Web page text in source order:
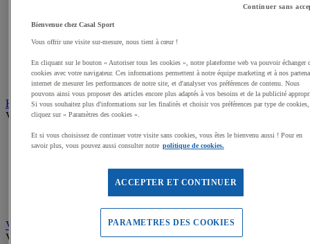
Accessoires entrainement de Basket
Filets, cercles de Basket pour paniers
Accessoires terrain de Basket
Paniers de Basket, buts de Basket
Handball
Voir tous les produits
Ballons de Handball
Buts de Handball
Accessoires d'entrainement de Handball
Accessoires buts de Hand
Volleyball
Voir tous les produits
Continuer sans
Bienvenue chez Casal Sport
Vous offrir une visite sur-mesure, nous tient à cœur !
En cliquant sur le bouton « Autoriser tous les cookies », notre plateforme web va pouvoir échanger
cookies avec votre navigateur. Ces informations permettent à notre équipe marketing et à nos
internet de mesurer les performances de notre site, et d'analyser vos préférences de contenu. Nous
pouvons ainsi vous proposer des articles encore plus adaptés à vos besoins et de la publicité
Si vous souhaitez plus d'informations sur les finalités et choisir vos préférences par type de cookies,
cliquez sur « Paramètres des cookies ».
Et si vous choisissez de continuer votre visite sans cookies, vous êtes le bienvenu aussi ! Pour en
savoir plus, vous pouvez aussi consulter notre politique de cookies.
ACCEPTER ET CONTINUER
PARAMETRES DES COOKIES